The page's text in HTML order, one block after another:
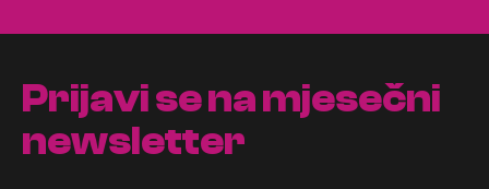
Prijavi se na mjesečni
newsletter